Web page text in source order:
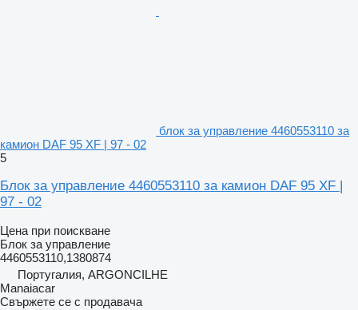
блок за управление 4460553110 за
камион DAF 95 XF | 97 - 02
5
Блок за управление 4460553110 за камион DAF 95 XF |
97 - 02
Цена при поискване
Блок за управление
4460553110,1380874
Португалия, ARGONCILHE
Manaiacar
Свържете се с продавача